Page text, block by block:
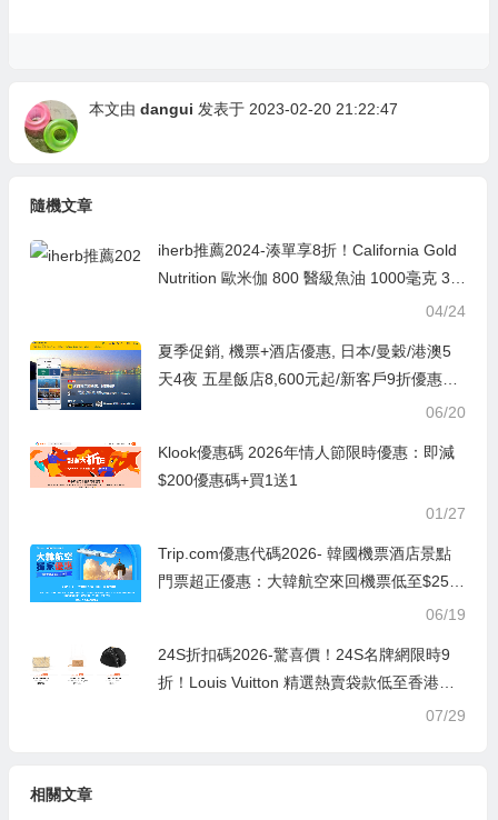
本文由 dangui 发表于 2023-02-20 21:22:47
隨機文章
iherb推薦2024-湊單享8折！California Gold
Nutrition 歐米伽 800 醫級魚油 1000毫克 30
粒魚明膠軟凝膠 ￥56.48 was ￥70.618折04/24
夏季促銷, 機票+酒店優惠, 日本/曼穀/港澳5
天4夜 五星飯店8,600元起/新客戶9折優惠券/
全球訂房優惠低至3折起, Expedia 智遊網最
06/20
Klook優惠碼 2026年情人節限時優惠：即減
$200優惠碼+買1送1
01/27
Trip.com優惠代碼2026- 韓國機票酒店景點
門票超正優惠：大韓航空來回機票低至$256
06/19
24S折扣碼2026-驚喜價！24S名牌網限時9
折！Louis Vuitton 精選熱賣袋款低至香港售
07/29
相關文章